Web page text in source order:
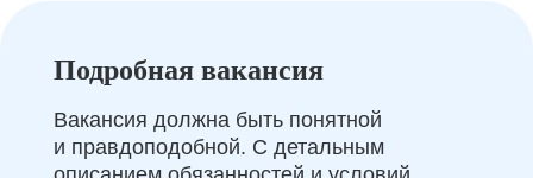
Подробная вакансия
Вакансия должна быть понятной
и правдоподобной. С детальным